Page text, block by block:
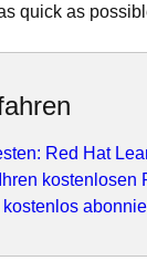
quick as
Red Hat
kostenlosen